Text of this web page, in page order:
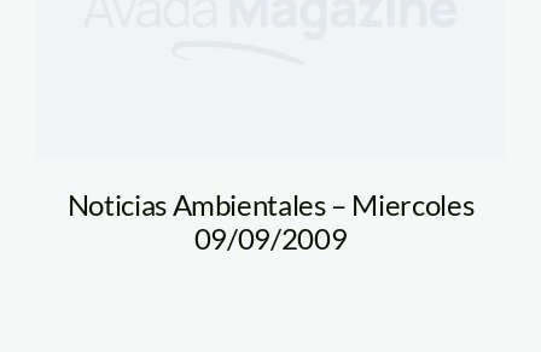
Noticias Ambientales – Miercoles
09/09/2009